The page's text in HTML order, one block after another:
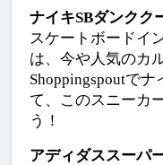
ナイキSBダンクク
スケートボードイ
は、今や人気のカ
Shoppingspoutで
て、このスニーカ
う！
アディダススーパ